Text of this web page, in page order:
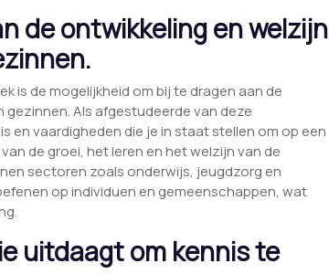
de ontwikkeling en welzijn
is de mogelijkheid om bij te dragen aan de
Als afgestudeerde van deze
en vaardigheden die je in staat stellen om op een
de groei, het leren en het welzijn van de
sectoren zoals onderwijs, jeugdzorg en
op individuen en gemeenschappen, wat
uitdaagt om kennis te